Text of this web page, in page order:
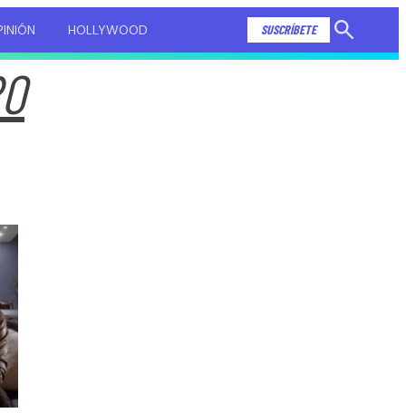
HOLLYWOOD SUSCRÍBETE
Mostrar